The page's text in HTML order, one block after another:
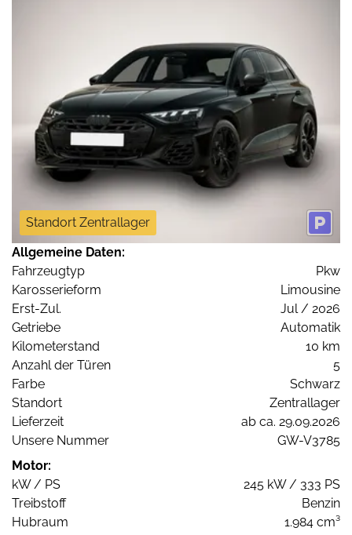
Standort Zentrallager
Allgemeine Daten:
Fahrzeugtyp
Pkw
Karosserieform
Limousine
Erst-Zul.
Jul / 2026
Getriebe
Automatik
Kilometerstand
10 km
Anzahl der Türen
5
Farbe
Schwarz
Standort
Zentrallager
Lieferzeit
ab ca. 29.09.2026
Unsere Nummer
GW-V3785
Motor:
kW / PS
245 kW / 333 PS
Treibstoff
Benzin
Hubraum
1.984 cm³